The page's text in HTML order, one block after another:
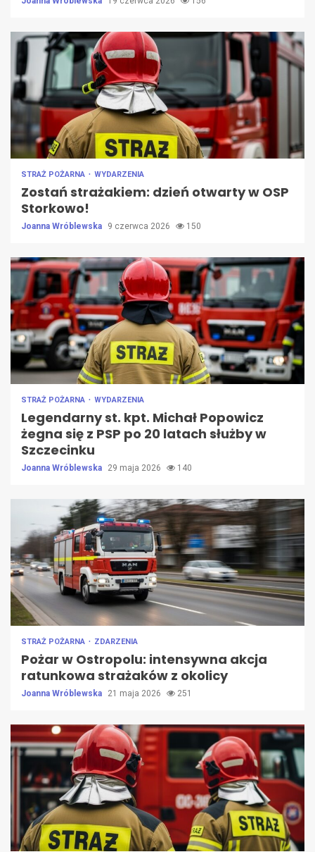
STRAŻ POŻARNA WYDARZENIA
Zostań strażakiem: dzień otwarty w OSP
Storkowo!
Joanna Wróblewska 9 czerwca 2026 150
STRAŻ POŻARNA WYDARZENIA
Legendarny st. kpt. Michał Popowicz
żegna się z PSP po 20 latach służby w
Szczecinku
Joanna Wróblewska 29 maja 2026 140
STRAŻ POŻARNA ZDARZENIA
Pożar w Ostropolu: intensywna akcja
ratunkowa strażaków z okolicy
Joanna Wróblewska 21 maja 2026 251